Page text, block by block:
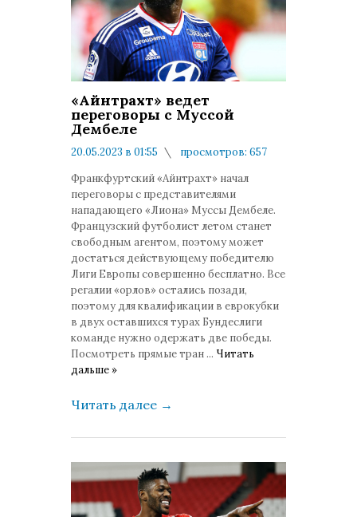
«Айнтрахт» ведет
переговоры с Муссой
Дембеле
20.05.2023 в 01:55
просмотров: 657
Франкфуртский «Айнтрахт» начал
переговоры с представителями
нападающего «Лиона» Муссы Дембеле.
Французский футболист летом станет
свободным агентом, поэтому может
достаться действующему победителю
Лиги Европы совершенно бесплатно. Все
регалии «орлов» остались позади,
поэтому для квалификации в еврокубки
в двух оставшихся турах Бундеслиги
команде нужно одержать две победы.
Посмотреть прямые тран ... Читать
дальше »
Читать далее →